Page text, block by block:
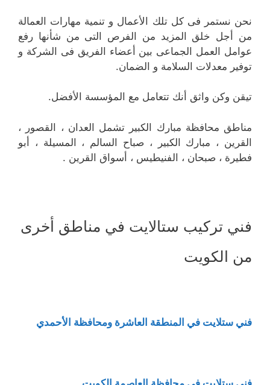
نحن نستمر فى كل تلك الأعمال و تنمية مهارات العمالة
من أجل خلق المزيد من الفرص التى من شأنها رفع
عوامل العمل الجماعى بين أعضاء الفريق فى الشركة و
توفير معدلات السلامة و الضمان.
تيقن وكن واثق أنك تتعامل مع المؤسسة الأفضل.
مناطق محافظة مبارك الكبير تشمل العدان ، القصور ،
القرين ، مبارك الكبير ، صباح السالم ، المسيلة ، أبو
فطيرة ، صبحان ، الفنيطيس ، أسواق القرين .
فني تركيب ستالايت في مناطق أخرى
من الكويت
فني ستلايت في المنطقة العاشرة ومحافظة الأحمدي